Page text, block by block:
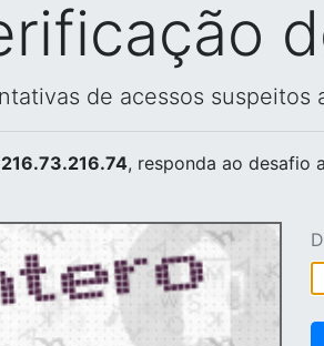
de acessos suspeitos
216.73.216.74, responda ao desafio